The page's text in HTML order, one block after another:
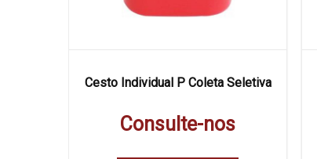
Cesto Individual P Coleta Seletiva
Consulte-nos